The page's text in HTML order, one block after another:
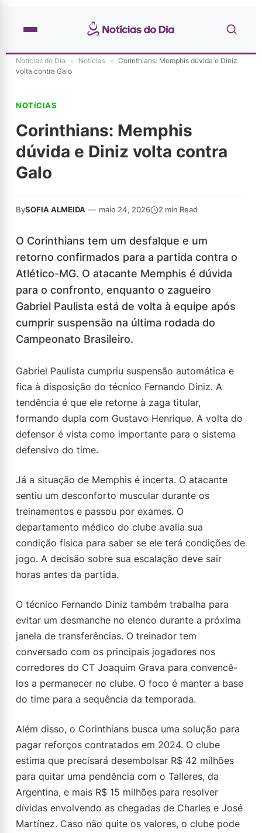
Notícias do Dia » Notícias » Corinthians: Memphis dúvida e Diniz
volta contra Galo
NOTíCIAS
Corinthians: Memphis
dúvida e Diniz volta contra
Galo
BySOFIA ALMEIDA — maio 24, 2026 2 min Read
O Corinthians tem um desfalque e um
retorno confirmados para a partida contra o
Atlético-MG. O atacante Memphis é dúvida
para o confronto, enquanto o zagueiro
Gabriel Paulista está de volta à equipe após
cumprir suspensão na última rodada do
Campeonato Brasileiro.
Gabriel Paulista cumpriu suspensão automática e
fica à disposição do técnico Fernando Diniz. A
tendência é que ele retorne à zaga titular,
formando dupla com Gustavo Henrique. A volta do
defensor é vista como importante para o sistema
defensivo do time.
Já a situação de Memphis é incerta. O atacante
sentiu um desconforto muscular durante os
treinamentos e passou por exames. O
departamento médico do clube avalia sua
condição física para saber se ele terá condições de
jogo. A decisão sobre sua escalação deve sair
horas antes da partida.
O técnico Fernando Diniz também trabalha para
evitar um desmanche no elenco durante a próxima
janela de transferências. O treinador tem
conversado com os principais jogadores nos
corredores do CT Joaquim Grava para convencê-
los a permanecer no clube. O foco é manter a base
do time para a sequência da temporada.
Além disso, o Corinthians busca uma solução para
pagar reforços contratados em 2024. O clube
estima que precisará desembolsar R$ 42 milhões
para quitar uma pendência com o Talleres, da
Argentina, e mais R$ 15 milhões para resolver
dívidas envolvendo as chegadas de Charles e José
Martínez. Caso não quite os valores, o clube pode